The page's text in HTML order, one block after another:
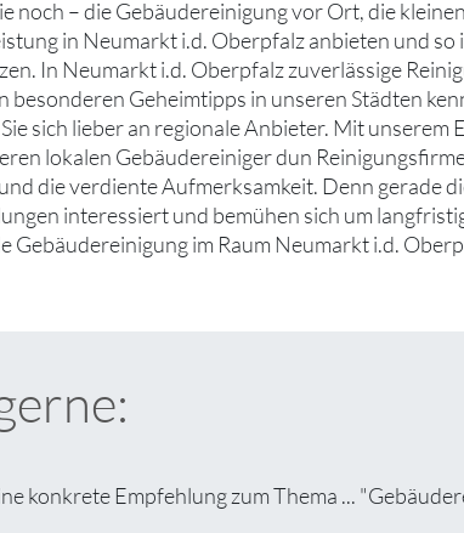
noch – die Gebäudereinigung vor Ort, die
in Neumarkt i.d. Oberpfalz anbieten und
In Neumarkt i.d. Oberpfalz zuverlässige
besonderen Geheimtipps in unseren Städten
sich lieber an regionale Anbieter. Mit
lokalen Gebäudereiniger dun
die verdiente Aufmerksamkeit. Denn gerade
interessiert und bemühen sich um
Gebäudereinigung im Raum Neumarkt i.d.
konkrete Empfehlung zum Thema ...